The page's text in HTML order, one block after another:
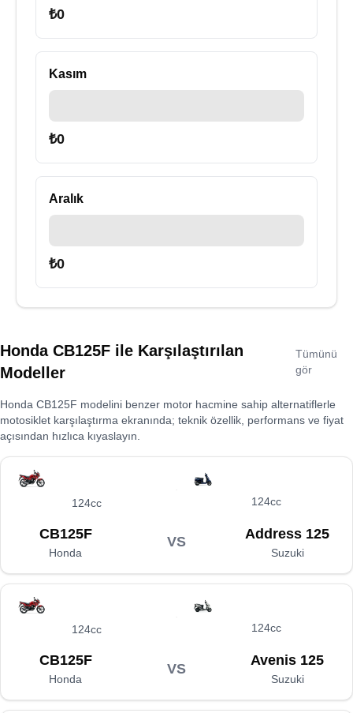
₺0
Kasım
₺0
Aralık
₺0
Honda CB125F ile Karşılaştırılan
Modeller
Tümünü
gör
Honda CB125F modelini benzer motor hacmine sahip alternatiflerle
motosiklet karşılaştırma ekranında; teknik özellik, performans ve fiyat
açısından hızlıca kıyaslayın.
124cc 124cc
CB125F
Honda
VS
Address 125
Suzuki
124cc 124cc
CB125F
Honda
VS
Avenis 125
Suzuki